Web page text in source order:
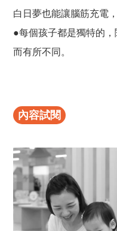
白日夢也能讓腦筋充電
●每個孩子都是獨特的
而有所不同。
內容試閱